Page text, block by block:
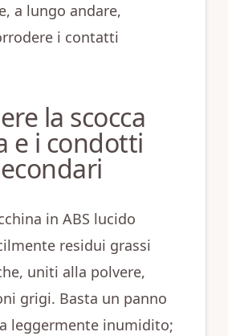
a lungo andare,
i contatti
la scocca
e i condotti
in ABS lucido
residui grassi
uniti alla polvere,
grigi. Basta un panno
leggermente inumidito;